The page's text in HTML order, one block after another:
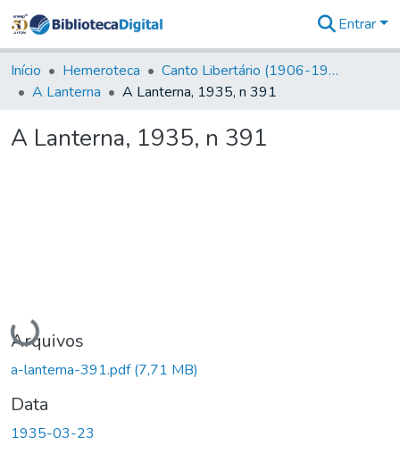
&
Coleções
Tudo na
Digital
Entrar
Início Hemeroteca
Canto Libertário (1906-1995)
A Lanterna
A Lanterna, 1935, n 391
A Lanterna, 1935, n 391
Carregando...
Arquivos
a-lanterna-391.pdf(7,71 MB)
Data
1935-03-23